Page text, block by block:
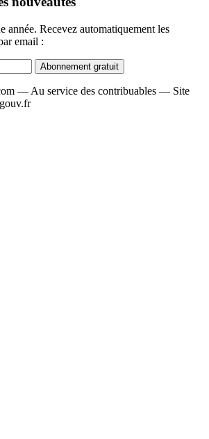
année. Recevez automatiquement les
email :
Abonnement gratuit
— Au service des contribuables — Site